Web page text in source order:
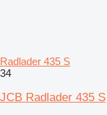
Radlader 435 S
34
JCB Radlader 435 S